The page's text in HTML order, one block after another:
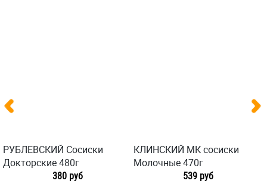
РУБЛЕВСКИЙ Сосиски
Докторские 480г
380 руб
КЛИНСКИЙ МК сосиски
Молочные 470г
539 руб